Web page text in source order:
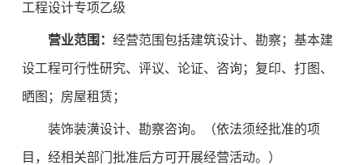
工程设计专项乙级
营业范围：经营范围包括建筑设计、勘察；基本建
设工程可行性研究、评议、论证、咨询；复印、打图、
晒图；房屋租赁；
装饰装潢设计、勘察咨询。（依法须经批准的项
目，经相关部门批准后方可开展经营活动。）